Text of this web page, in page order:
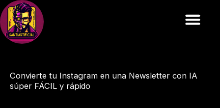
Ir
al
contenido
Convierte tu Instagram en una Newsletter con IA
súper FÁCIL y rápido